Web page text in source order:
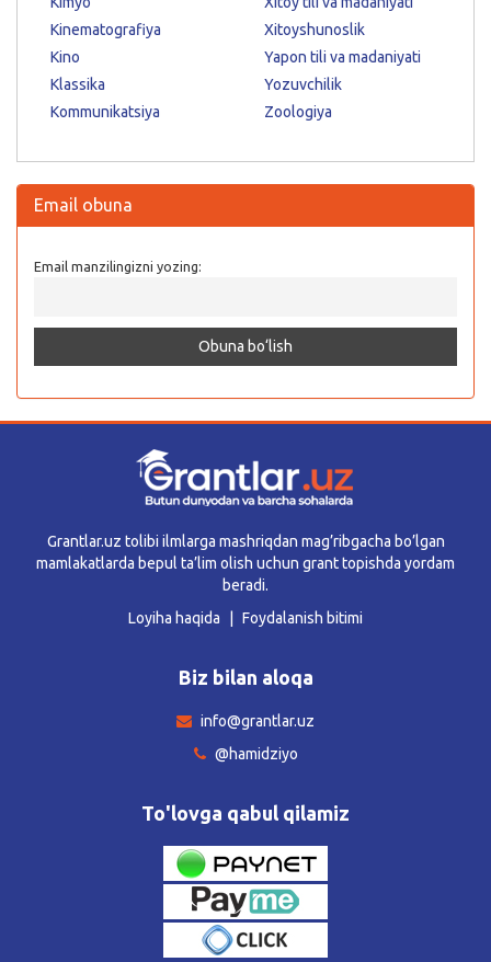
Kinematografiya
Kino
Klassika
Kommunikatsiya
Xitoyshunoslik
Yapon tili va madaniyati
Yozuvchilik
Zoologiya
Email obuna
Email manzilingizni yozing:
Grantlar.uz tolibi ilmlarga mashriqdan mag’ribgacha bo’lgan
mamlakatlarda bepul ta’lim olish uchun grant topishda yordam
beradi.
Loyiha haqida
Foydalanish bitimi
Biz bilan aloqa
info@grantlar.uz
@hamidziyo
To'lovga qabul qilamiz